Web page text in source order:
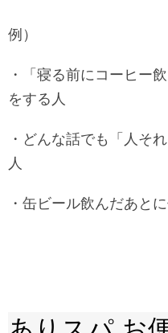
例）
・「寝る前にコーヒー
をする人
・どんな話でも「人そ
人
・缶ビール飲んだあと